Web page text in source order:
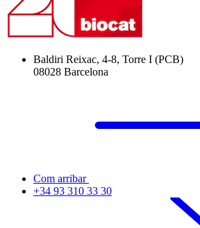
Baldiri Reixac, 4-8, Torre I (PCB)
08028 Barcelona
Com arribar
+34 93 310 33 30